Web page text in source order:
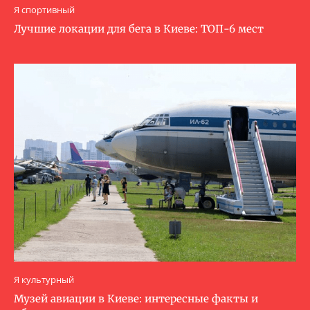
Я спортивный
Лучшие локации для бега в Киеве: ТОП-6 мест
Я культурный
Музей авиации в Киеве: интересные факты и